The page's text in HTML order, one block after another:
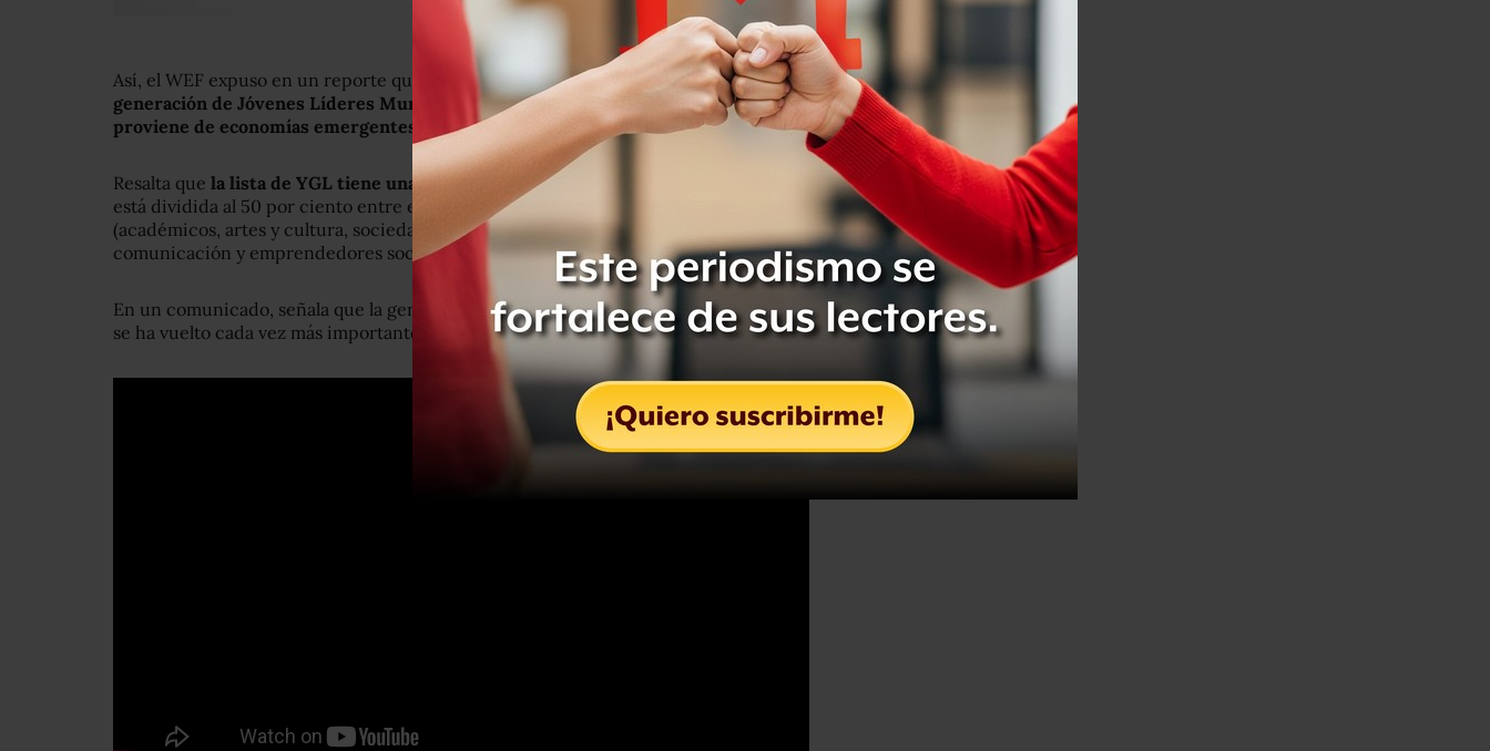
Así, el WEF expuso en un reporte que
alrededor de una tercera parte de la nueva
generación de Jóvenes Líderes Mundiales procede de Asia y más de la mitad
proviene de economías emergentes.
Resalta que la lista de YGL tiene una fuerte representación de líderes femeninas
está dividida al 50 por ciento entre empresas y sectores sin fines de lucro
(académicos, artes y cultura, sociedad civil, política y gobierno, medios de
comunicación y emprendedores sociales).
En un comunicado, señala que la generación de 2015 se une a una comunidad que
se ha vuelto cada vez más importante desde su comienzo, hace 10 años.